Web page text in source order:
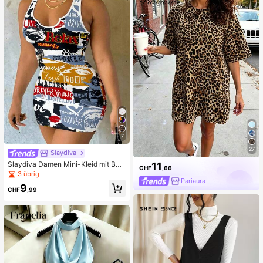
7
Slaydiva
Slaydiva Damen Mini-Kleid mit Buc
hstaben- & Augen-Muster, figurbet
ont, Sommerkleid für Frauen
3 übrig
CHF9 ,99
27
CHF11 ,66
Pariaura